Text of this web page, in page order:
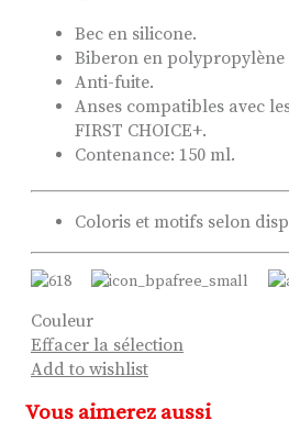
Bec en silicone.
Biberon en polypropylène
Anti-fuite.
Anses compatibles avec
FIRST CHOICE+.
Contenance: 150 ml.
Coloris et motifs selon
Couleur
Effacer la sélection
Add to wishlist
Vous aimerez aussi